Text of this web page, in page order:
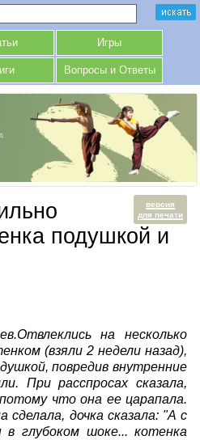
Игры
Вопросы и Ответы
версия
для печати
подушкой и
на несколько
(взяли 2 недели назад),
повредив внутренние
При расспросах сказала,
что она ее царапала.
сделала, дочка сказала: "А с
глубоком шоке... котенка